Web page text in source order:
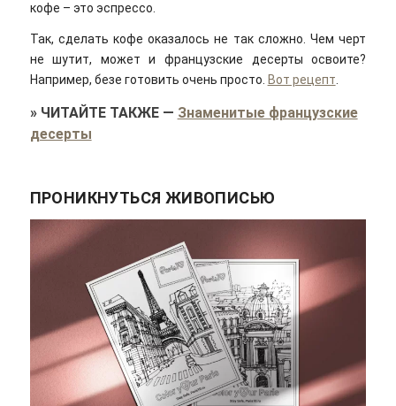
кофе – это эспрессо.
Так, сделать кофе оказалось не так сложно. Чем черт
не шутит, может и французские десерты освоите?
Например, безе готовить очень просто. Вот рецепт.
» ЧИТАЙТЕ ТАКЖЕ— Знаменитые французские
десерты
ПРОНИКНУТЬСЯ ЖИВОПИСЬЮ